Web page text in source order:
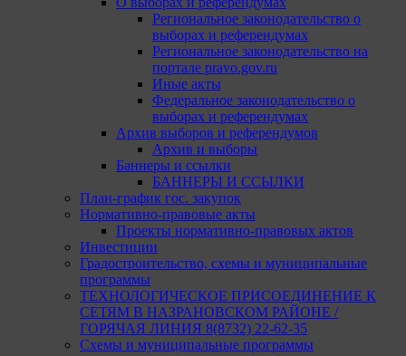
Региональное законодательство о
выборах и референдумах
Региональное законодательство на
портале pravo.gov.ru
Иные акты
Федеральное законодательство о
выборах и референдумах
Архив выборов и референдумов
Архив и выборы
Баннеры и ссылки
БАННЕРЫ И ССЫЛКИ
План-график гос. закупок
Нормативно-правовые акты
Проекты нормативно-правовых актов
Инвестиции
Градостроительство, схемы и муниципальные
программы
ТЕХНОЛОГИЧЕСКОЕ ПРИСОЕДИНЕНИЕ К
СЕТЯМ В НАЗРАНОВСКОМ РАЙОНЕ /
ГОРЯЧАЯ ЛИНИЯ 8(8732) 22-62-35
Схемы и муниципальные программы